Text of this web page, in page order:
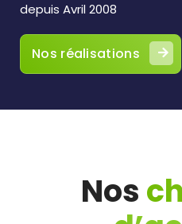
depuis Avril 2008
Nos réalisations
Nos